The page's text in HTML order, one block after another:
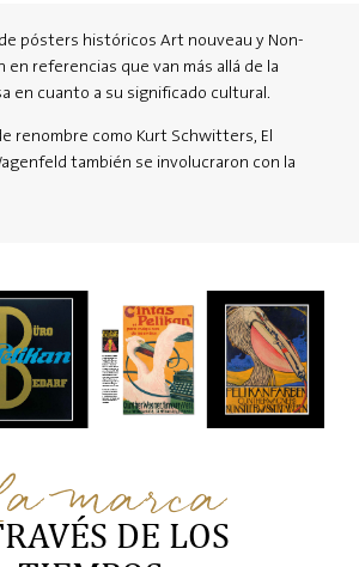
pósters históricos Art nouveau y Non-
referencias que van más allá de la
en cuanto a su significado cultural.
renombre como Kurt Schwitters, El
también se involucraron con la
marca
DE LOS